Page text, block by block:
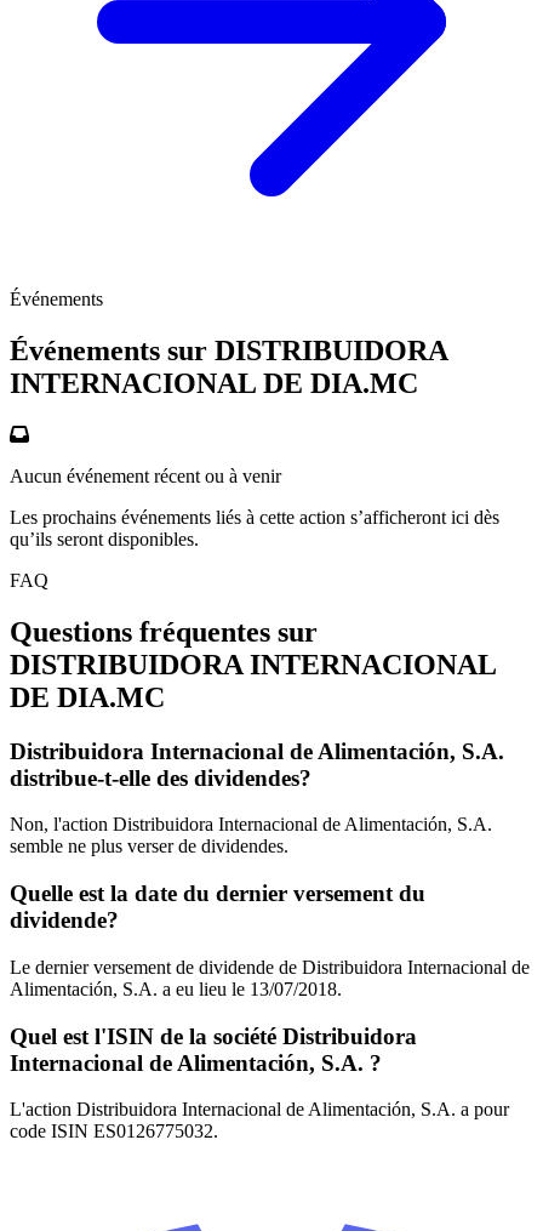
Événements
Événements sur DISTRIBUIDORA
INTERNACIONAL DE DIA.MC
Aucun événement récent ou à venir
Les prochains événements liés à cette action s’afficheront ici dès
qu’ils seront disponibles.
FAQ
Questions fréquentes sur
DISTRIBUIDORA INTERNACIONAL
DE DIA.MC
Distribuidora Internacional de Alimentación, S.A.
distribue-t-elle des dividendes?
Non, l'action Distribuidora Internacional de Alimentación, S.A.
semble ne plus verser de dividendes.
Quelle est la date du dernier versement du
dividende?
Le dernier versement de dividende de Distribuidora Internacional de
Alimentación, S.A. a eu lieu le 13/07/2018.
Quel est l'ISIN de la société Distribuidora
Internacional de Alimentación, S.A. ?
L'action Distribuidora Internacional de Alimentación, S.A. a pour
code ISIN ES0126775032.